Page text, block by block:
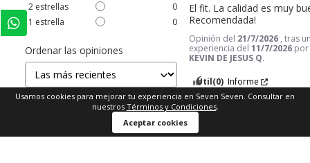
Comprar ahora
2 estrellas
0
1 estrella 0
Ordenar las opiniones
El fit. La calidad es muy
Recomendada!
Opinión del 21/7/2026 , tras
experiencia del11/7/2026 por
KEVIN DE JESUS Q.
Útil(0) Informe
Usamos cookies para mejorar tu experiencia en Seven Seven. Consultar en
nuestros Términos y Condiciones.
Aceptar cookies